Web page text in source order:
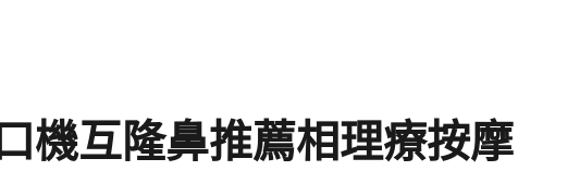
機互隆鼻推薦相理療按摩